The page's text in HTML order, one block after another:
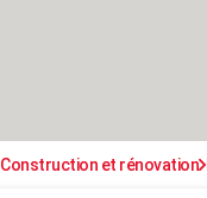
Construction et rénovation